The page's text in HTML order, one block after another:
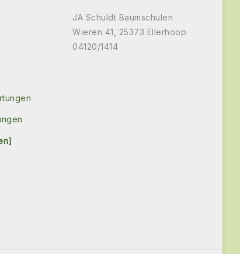
JA Schuldt Baumschulen
Wieren 41, 25373 Ellerhoop
04120/1414